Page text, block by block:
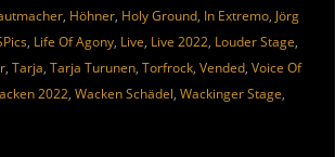
, Höhner, Holy Ground, In Extremo, Jörg
, Life Of Agony, Live, Live 2022, Louder Stage,
, Tarja, Tarja Turunen, Torfrock, Vended, Voice Of
2022, Wacken Schädel, Wackinger Stage,